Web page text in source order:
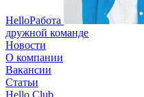
HelloРабота
дружной команде
Новости
О компании
Вакансии
Статьи
Hello.Club